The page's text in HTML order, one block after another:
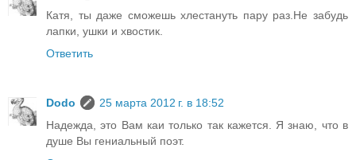
Катя, ты даже сможешь хлестануть пару раз.Не забудь
лапки, ушки и хвостик.
Ответить
Dodo
25 марта 2012 г. в 18:52
Надежда, это Вам каи только так кажется. Я знаю, что в
душе Вы гениальный поэт.